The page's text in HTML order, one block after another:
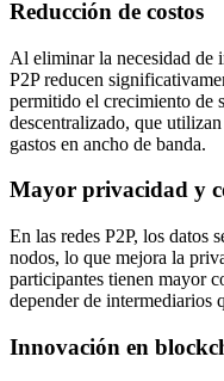
Reducción de costos
Al eliminar la necesidad de
P2P reducen
permitido el crecimiento de
descentralizado, que
gastos en ancho de banda.
Mayor privacidad y
En las redes P2P, los datos
nodos, lo que mejora la
participantes tienen mayor
depender de intermediarios
Innovación en